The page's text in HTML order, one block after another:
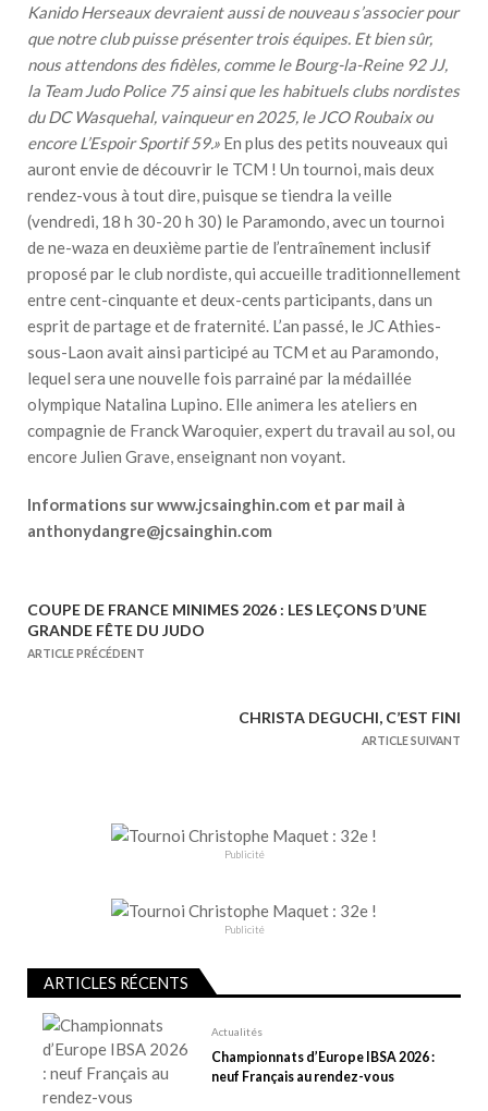
Kanido Herseaux devraient aussi de nouveau s’associer pour
que notre club puisse présenter trois équipes. Et bien sûr,
nous attendons des fidèles, comme le Bourg-la-Reine 92 JJ,
la Team Judo Police 75 ainsi que les habituels clubs nordistes
du DC Wasquehal, vainqueur en 2025, le JCO Roubaix ou
encore L’Espoir Sportif 59.» En plus des petits nouveaux qui
auront envie de découvrir le TCM ! Un tournoi, mais deux
rendez-vous à tout dire, puisque se tiendra la veille
(vendredi, 18 h 30-20 h 30) le Paramondo, avec un tournoi
de ne-waza en deuxième partie de l’entraînement inclusif
proposé par le club nordiste, qui accueille traditionnellement
entre cent-cinquante et deux-cents participants, dans un
esprit de partage et de fraternité. L’an passé, le JC Athies-
sous-Laon avait ainsi participé au TCM et au Paramondo,
lequel sera une nouvelle fois parrainé par la médaillée
olympique Natalina Lupino. Elle animera les ateliers en
compagnie de Franck Waroquier, expert du travail au sol, ou
encore Julien Grave, enseignant non voyant.
Informations surwww.jcsainghin.com et par mail à
anthonydangre@jcsainghin.com
N
a
l
’
COUPE DE FRANCE MINIMES 2026 : LES LEÇONS D’UNE
GRANDE FÊTE DU JUDO
ARTICLE PRÉCÉDENT
CHRISTA DEGUCHI, C’EST FINI
ARTICLE SUIVANT
Publicité
Publicité
ARTICLES RÉCENTS
Actualités
Championnats d’Europe IBSA 2026 :
neuf Français au rendez-vous